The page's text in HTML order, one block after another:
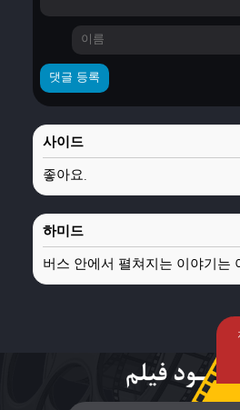
사이드
좋아요.
하미드
버스 안에서 펼쳐지는 이야기는